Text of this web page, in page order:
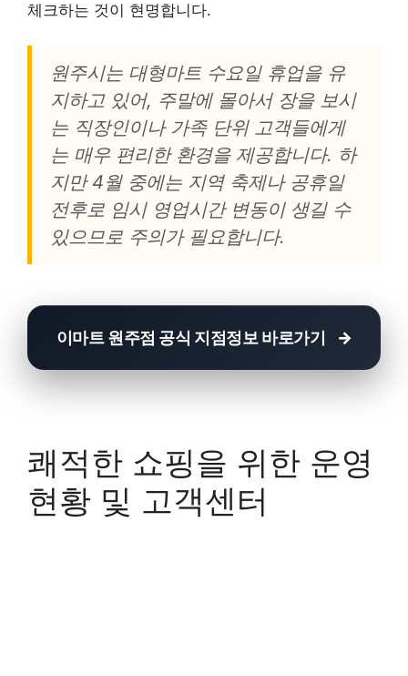
체크하는 것이 현명합니다.
원주시는 대형마트 수요일 휴업을 유
지하고 있어, 주말에 몰아서 장을 보시
는 직장인이나 가족 단위 고객들에게
는 매우 편리한 환경을 제공합니다. 하
지만 4월 중에는 지역 축제나 공휴일
전후로 임시 영업시간 변동이 생길 수
있으므로 주의가 필요합니다.
이마트 원주점 공식 지점정보 바로가기
쾌적한 쇼핑을 위한 운영
현황 및 고객센터